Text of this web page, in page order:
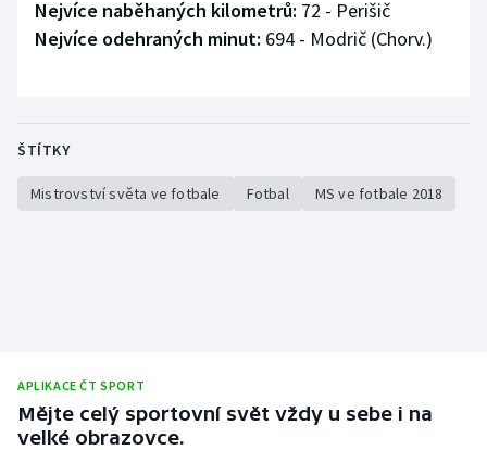
Nejvíce naběhaných kilometrů: 72 - Perišič
Nejvíce odehraných minut: 694 - Modrič (Chorv.)
ŠTÍTKY
Mistrovství světa ve fotbale Fotbal MS ve fotbale 2018
APLIKACE ČT SPORT
Mějte celý sportovní svět vždy u sebe i na
velké obrazovce.